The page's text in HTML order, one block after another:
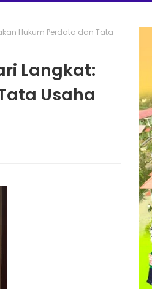
Hukum Perdata dan Tata
Langkat:
Usaha